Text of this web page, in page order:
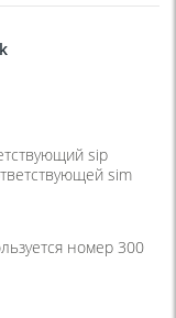
sip
sim
номер 300